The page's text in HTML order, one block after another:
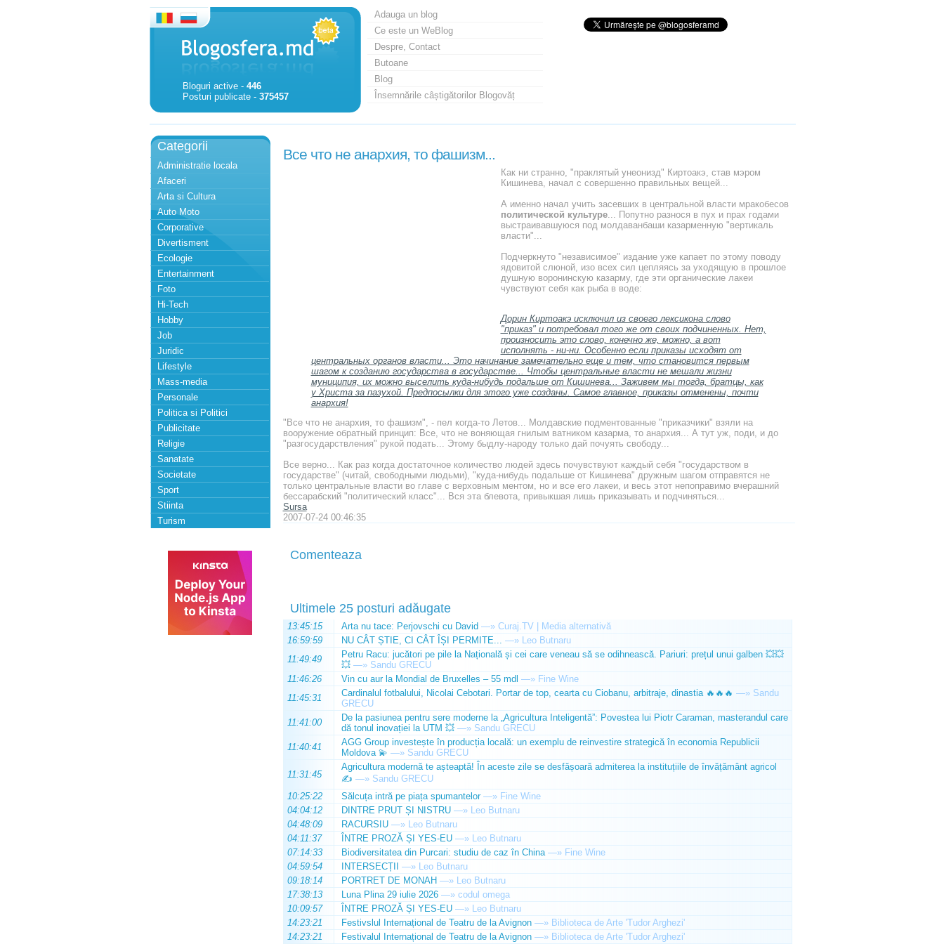
Bloguri active - 446
Posturi publicate - 375457
Adauga un blog
Ce este un WeBlog
Despre, Contact
Butoane
Blog
Însemnările câștigătorilor Blogovăț
Categorii
Administratie locala
Afaceri
Arta si Cultura
Auto Moto
Corporative
Divertisment
Ecologie
Entertainment
Foto
Hi-Tech
Hobby
Job
Juridic
Lifestyle
Mass-media
Personale
Politica si Politici
Publicitate
Religie
Sanatate
Societate
Sport
Stiinta
Turism
Все что не анархия, то фашизм...
Как ни странно, "праклятый унеонизд" Киртоакэ, став мэром
Кишинева, начал с совершенно правильных вещей...
А именно начал учить засевших в центральной власти мракобесов
политической культуре... Попутно разнося в пух и прах годами
выстраивавшуюся под молдаванбаши казарменную "вертикаль
власти"...
Подчеркнуто "независимое" издание уже капает по этому поводу
ядовитой слюной, изо всех сил цепляясь за уходящую в прошлое
душную воронинскую казарму, где эти органические лакеи
чувствуют себя как рыба в воде:
Дорин Киртоакэ исключил из своего лексикона слово
"приказ" и потребовал того же от своих подчиненных. Нет,
произносить это слово, конечно же, можно, а вот
исполнять - ни-ни. Особенно если приказы исходят от
центральных органов власти... Это начинание замечательно еще и тем, что становится первым
шагом к созданию государства в государстве... Чтобы центральные власти не мешали жизни
муниципия, их можно выселить куда-нибудь подальше от Кишинева... Заживем мы тогда, братцы, как
у Христа за пазухой. Предпосылки для этого уже созданы. Самое главное, приказы отменены, почти
анархия!
"Все что не анархия, то фашизм", - пел когда-то Летов... Молдавские подментованные "приказчики" взяли на
вооружение обратный принцип: Все, что не воняющая гнилым ватником казарма, то анархия... А тут уж, поди, и до
"разгосударствления" рукой подать... Этому быдлу-народу только дай почуять свободу...
Все верно... Как раз когда достаточное количество людей здесь почувствуют каждый себя "государством в
государстве" (читай, свободными людьми), "куда-нибудь подальше от Кишинева" дружным шагом отправятся не
только центральные власти во главе с верховным ментом, но и все его лакеи, и весь этот непоправимо вчерашний
бессарабский "политический класс"... Вся эта блевота, привыкшая лишь приказывать и подчиняться...
Sursa
2007-07-24 00:46:35
Comenteaza
Ultimele 25 posturi adăugate
13:45:15 Arta nu tace: Perjovschi cu David —» Curaj.TV | Media alternativă
16:59:59
NU CÂT ȘTIE, CI CÂT ÎȘI PERMITE... —» Leo Butnaru
11:49:49
Petru Racu: jucători pe pile la Națională și cei care veneau să se odihnească. Pariuri: prețul unui galben 💥💥
💥 —» Sandu GRECU
11:46:26
Vin cu aur la Mondial de Bruxelles – 55 mdl —» Fine Wine
11:45:31
Cardinalul fotbalului, Nicolai Cebotari. Portar de top, cearta cu Ciobanu, arbitraje, dinastia 🔥🔥🔥 —» Sandu
GRECU
11:41:00
De la pasiunea pentru sere moderne la „Agricultura Inteligentă”: Povestea lui Piotr Caraman, masterandul care
dă tonul inovației la UTM 💥 —» Sandu GRECU
11:40:41
AGG Group investește în producția locală: un exemplu de reinvestire strategică în economia Republicii
Moldova 💫 —» Sandu GRECU
11:31:45
Agricultura modernă te așteaptă! În aceste zile se desfășoară admiterea la instituțiile de învățământ agricol
✍️ —» Sandu GRECU
10:25:22
Sălcuța intră pe piața spumantelor —» Fine Wine
04:04:12
DINTRE PRUT ȘI NISTRU —» Leo Butnaru
04:48:09
RACURSIU —» Leo Butnaru
04:11:37
ÎNTRE PROZĂ ȘI YES-EU —» Leo Butnaru
07:14:33
Biodiversitatea din Purcari: studiu de caz în China —» Fine Wine
04:59:54
INTERSECȚII —» Leo Butnaru
09:18:14
PORTRET DE MONAH —» Leo Butnaru
17:38:13
Luna Plina 29 iulie 2026 —» codul omega
10:09:57
ÎNTRE PROZĂ ȘI YES-EU —» Leo Butnaru
14:23:21
Festivslul Internațional de Teatru de la Avignon —» Biblioteca de Arte 'Tudor Arghezi'
14:23:21
Festivalul Internațional de Teatru de la Avignon —» Biblioteca de Arte 'Tudor Arghezi'